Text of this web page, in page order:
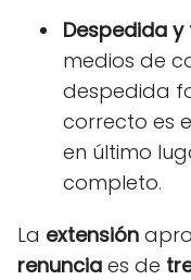
Despedida y
medios de
despedida
correcto es
en último
completo.
La extensión
renuncia es de